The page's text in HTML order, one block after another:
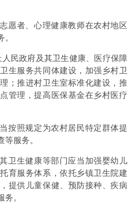
愿者、心理健康教师在农村地区
人民政府及其卫生健康、医疗保障
生服务共同体建设，加强乡村卫
；推进村卫生室标准化建设，推
管理，提高医保基金在乡村医疗
按照规定为农村居民特定群体提
服务。
卫生健康等部门应当加强婴幼儿
育服务体系，依托乡镇卫生院建
提供儿童保健、预防接种、疾病
。